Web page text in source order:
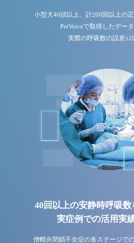
小型犬40頭以上、計200回以上の正
PetVoiceで取得したデー
実際の呼吸数の誤差±2
40回以上の安静時呼吸
実症例での活用実
僧帽弁閉鎖不全症の各ステージで